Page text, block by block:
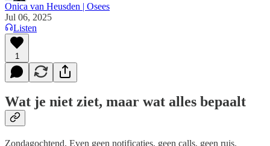
Onica van Heusden | Osees
Jul 06, 2025
Listen
1
Wat je niet ziet, maar wat alles bepaalt
Zondagochtend. Even geen notificaties, geen calls, geen ruis.